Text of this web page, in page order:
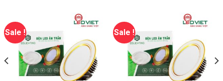
Sale ! Sale !